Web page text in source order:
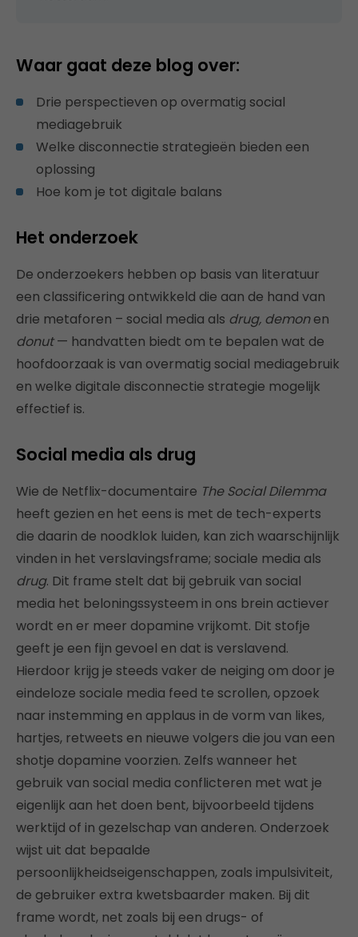
Waar gaat deze blog over:
Drie perspectieven op overmatig social
mediagebruik
Welke disconnectie strategieën bieden een
oplossing
Hoe kom je tot digitale balans
Het onderzoek
De onderzoekers hebben op basis van literatuur
een classificering ontwikkeld die aan de hand van
drie metaforen – social media als drug, demonen
donut— handvatten biedt om te bepalen wat de
hoofdoorzaak is van overmatig social mediagebruik
en welke digitale disconnectie strategie mogelijk
effectief is.
Social media als drug
Wie de Netflix-documentaire The Social Dilemma
heeft gezien en het eens is met de tech-experts
die daarin de noodklok luiden, kan zich waarschijnlijk
vinden in het verslavingsframe; sociale media als
drug. Dit frame stelt dat bij gebruik van social
media het beloningssysteem in ons brein actiever
wordt en er meer dopamine vrijkomt. Dit stofje
geeft je een fijn gevoel en dat is verslavend.
Hierdoor krijg je steeds vaker de neiging om door je
eindeloze sociale media feed te scrollen, opzoek
naar instemming en applaus in de vorm van likes,
hartjes, retweets en nieuwe volgers die jou van een
shotje dopamine voorzien. Zelfs wanneer het
gebruik van social media conflicteren met wat je
eigenlijk aan het doen bent, bijvoorbeeld tijdens
werktijd of in gezelschap van anderen. Onderzoek
wijst uit dat bepaalde
persoonlijkheidseigenschappen, zoals impulsiviteit,
de gebruiker extra kwetsbaarder maken. Bij dit
frame wordt, net zoals bij een drugs- of